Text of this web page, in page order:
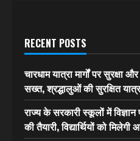
RECENT POSTS
चारधाम यात्रा मार्गों पर सुरक्षा
सख्त, श्रद्धालुओं की सुरक्षित
राज्य के सरकारी स्कूलों में
की तैयारी, विद्यार्थियों को